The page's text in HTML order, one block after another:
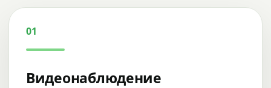
01
Видеонаблюдение